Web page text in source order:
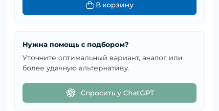
В корзину
Нужна помощь с подбором?
Уточните оптимальный вариант, аналог или
более удачную альтернативу.
Спросить у ChatGPT